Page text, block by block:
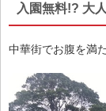
入園無料!? 大
中華街でお腹を満